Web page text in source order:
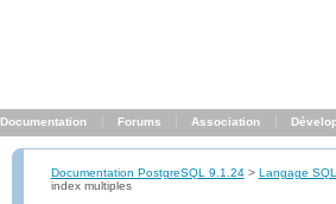
Documentation Forums Association
Documentation PostgreSQL 9.1.24> Langage SQL
index multiples